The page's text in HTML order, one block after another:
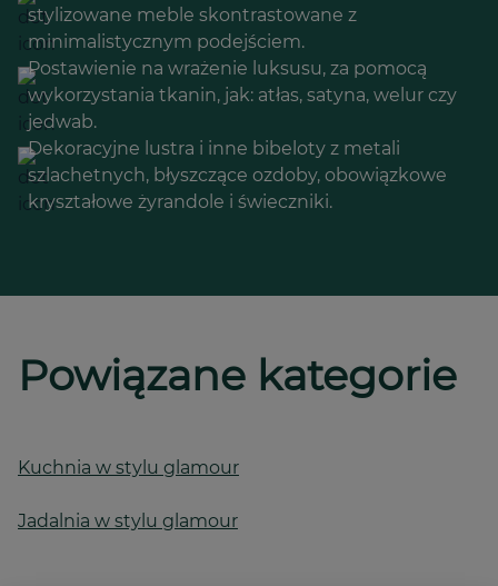
stylizowane meble skontrastowane z
minimalistycznym podejściem.
Postawienie na wrażenie luksusu, za pomocą
wykorzystania tkanin, jak: atłas, satyna, welur czy
jedwab.
Dekoracyjne lustra i inne bibeloty z metali
szlachetnych, błyszczące ozdoby, obowiązkowe
kryształowe żyrandole i świeczniki.
Powiązane kategorie
Kuchnia w stylu glamour
Jadalnia w stylu glamour